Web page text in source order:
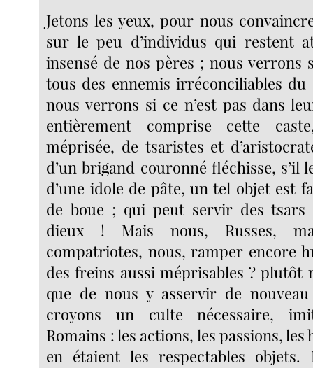
Jetons les yeux, pour nous
sur le peu d’individus qui restent
insensé de nos pères ; nous verrons
tous des ennemis irréconciliables du
nous verrons si ce n’est pas dans
entièrement comprise cette
méprisée, de tsaristes et
d’un brigand couronné fléchisse, s’il
d’une idole de pâte, un tel objet est
de boue ; qui peut servir des tsars
dieux ! Mais nous, Russes,
compatriotes, nous, ramper encore
des freins aussi méprisables ?
que de nous y asservir de
croyons un culte nécessaire,
Romains : les actions, les passions, les
en étaient les respectables objets.